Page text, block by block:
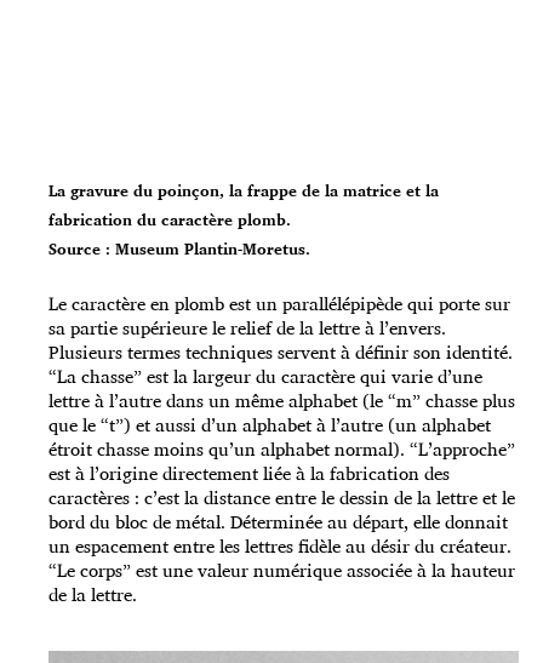
La gravure du poinçon, la frappe de la matrice et la
fabrication du caractère plomb.
Source : Museum Plantin-Moretus.
Le caractère en plomb est un parallélépipède qui porte sur
sa partie supérieure le relief de la lettre à l’envers.
Plusieurs termes techniques servent à définir son identité.
“La chasse” est la largeur du caractère qui varie d’une
lettre à l’autre dans un même alphabet (le “m” chasse plus
que le “t”) et aussi d’un alphabet à l’autre (un alphabet
étroit chasse moins qu’un alphabet normal). “L’approche”
est à l’origine directement liée à la fabrication des
caractères : c’est la distance entre le dessin de la lettre et le
bord du bloc de métal. Déterminée au départ, elle donnait
un espacement entre les lettres fidèle au désir du créateur.
“Le corps” est une valeur numérique associée à la hauteur
de la lettre.